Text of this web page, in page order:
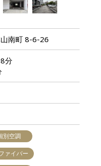
南町 8-6-26
分
別空調
ァイバー